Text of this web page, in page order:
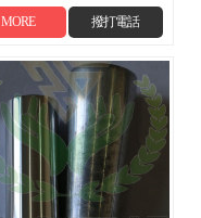
MORE 撥打電話